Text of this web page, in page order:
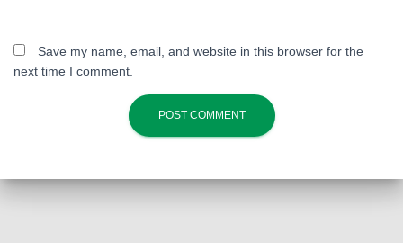
Save my name, email, and website in this browser for the
next time I comment.